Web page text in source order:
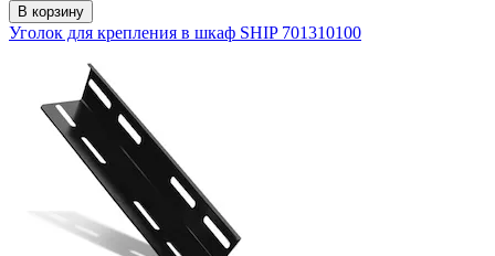
В корзину
Уголок для крепления в шкаф SHIP 701310100